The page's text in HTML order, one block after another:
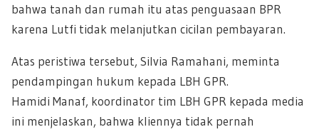
bahwa tanah dan rumah itu atas penguasaan BPR
karena Lutfi tidak melanjutkan cicilan pembayaran.
Atas peristiwa tersebut, Silvia Ramahani, meminta
pendampingan hukum kepada LBH GPR.
Hamidi Manaf, koordinator tim LBH GPR kepada media
ini menjelaskan, bahwa kliennya tidak pernah